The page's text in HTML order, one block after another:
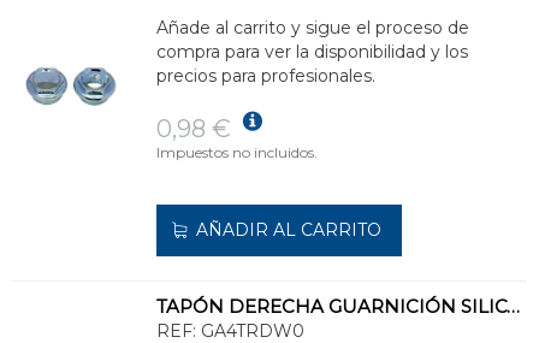
Añade al carrito y sigue el proceso de
compra para ver la disponibilidad y los
precios para profesionales.
0,98 €
Impuestos no incluidos.
AÑADIR AL CARRITO
TAPÓN DERECHA GUARNICIÓN SILICONA 1x1/8" BLANCO
REF: GA4TRDW0